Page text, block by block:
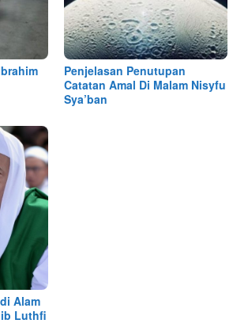
Penjelasan Penutupan
Catatan Amal Di Malam Nisyfu
Sya’ban
Alam
Luthfi